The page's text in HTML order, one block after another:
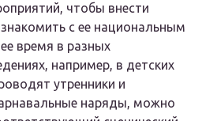
чтобы внести
с ее национальным
время в разных
например, в детских
утренники и
наряды, можно